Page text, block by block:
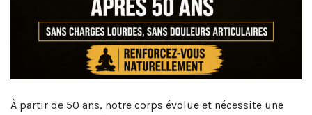
À partir de 50 ans, notre corps évolue et nécessite une